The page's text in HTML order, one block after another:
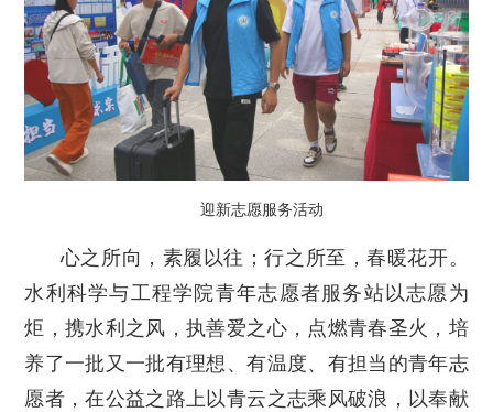
迎新志愿服务活动
心之所向，素履以往；行之所至，春暖花开。
水利科学与工程学院青年志愿者服务站以志愿为
炬，携水利之风，执善爱之心，点燃青春圣火，培
养了一批又一批有理想、有温度、有担当的青年志
愿者，在公益之路上以青云之志乘风破浪，以奉献